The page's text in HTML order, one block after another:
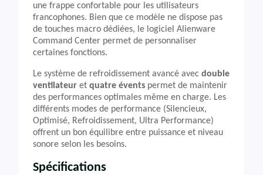
une frappe confortable pour les utilisateurs
francophones. Bien que ce modèle ne dispose pas
de touches macro dédiées, le logiciel Alienware
Command Center permet de personnaliser
certaines fonctions.
Le système de refroidissement avancé avec double
ventilateur et quatre évents permet de maintenir
des performances optimales même en charge. Les
différents modes de performance (Silencieux,
Optimisé, Refroidissement, Ultra Performance)
offrent un bon équilibre entre puissance et niveau
sonore selon les besoins.
Spécifications